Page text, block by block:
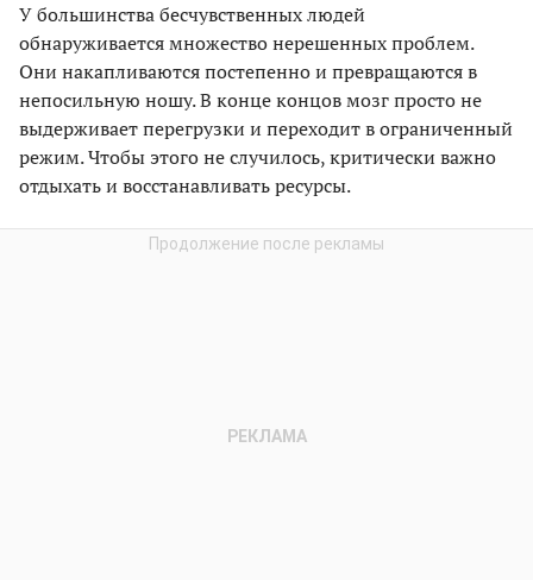
У большинства бесчувственных людей
обнаруживается множество нерешенных проблем.
Они накапливаются постепенно и превращаются в
непосильную ношу. В конце концов мозг просто не
выдерживает перегрузки и переходит в ограниченный
режим. Чтобы этого не случилось, критически важно
отдыхать и восстанавливать ресурсы.